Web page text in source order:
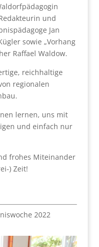
und
Jan
sowie „Vorhang
Raffael Waldow.
reichhaltige
regionalen
lernen, uns mit
und einfach nur
frohes Miteinander
) Zeit!
2022